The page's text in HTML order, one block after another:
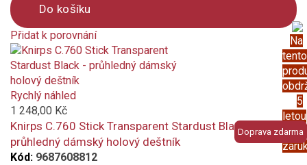
Na
tento
5
letou
Do košíku
Přidat k porovnání
Product
is
added
to
compare
Doprava zdarma
Rychlý náhled
1 248,00 Kč
Knirps C.760 Stick Transparent Stardust Black -
průhledný dámský holový deštník
Kód: 9687608812